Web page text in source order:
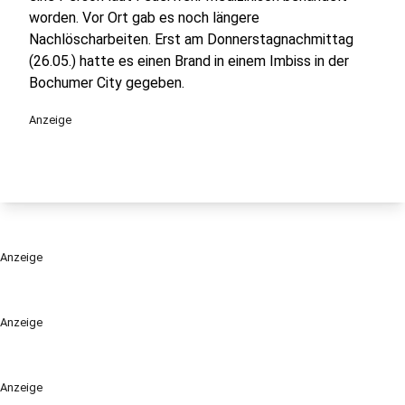
Anzeige
Anzeige
worden. Vor Ort gab es noch längere
Nachlöscharbeiten. Erst am Donnerstagnachmittag
(26.05.) hatte es einen Brand in einem Imbiss in der
Bochumer City gegeben.
Anzeige
Anzeige